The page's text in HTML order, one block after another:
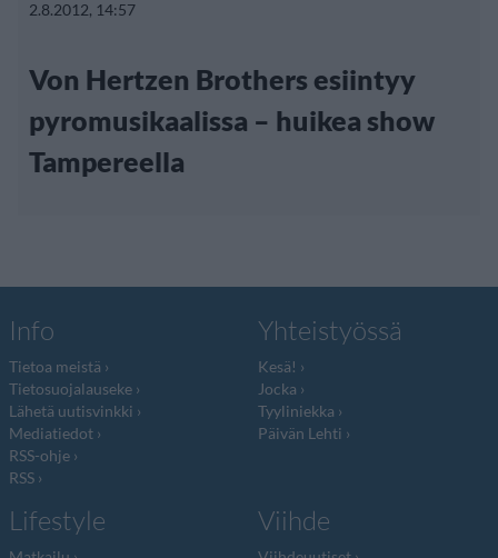
2.8.2012, 14:57
Von Hertzen Brothers esiintyy
pyromusikaalissa – huikea show
Tampereella
Info
Tietoa meistä
Tietosuojalauseke
Lähetä uutisvinkki
Mediatiedot
RSS-ohje
RSS
Yhteistyössä
Kesä!
Jocka
Tyyliniekka
Päivän Lehti
Lifestyle Viihde